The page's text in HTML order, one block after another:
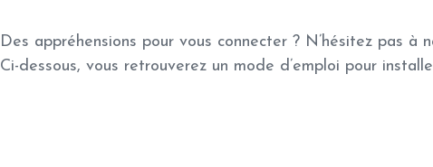
Des appréhensions pour vous connecter ? N’hésitez pas
Ci-dessous, vous retrouverez un mode d’emploi pour